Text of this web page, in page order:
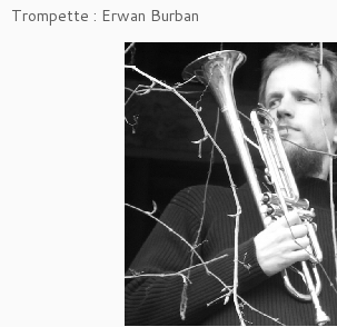
Trompette : Erwan Burban